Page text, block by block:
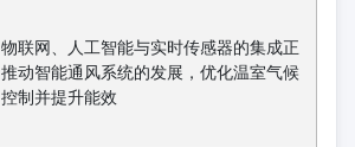
物联网、人工智能与实时传感器的集成正
推动智能通风系统的发展，优化温室气候
控制并提升能效